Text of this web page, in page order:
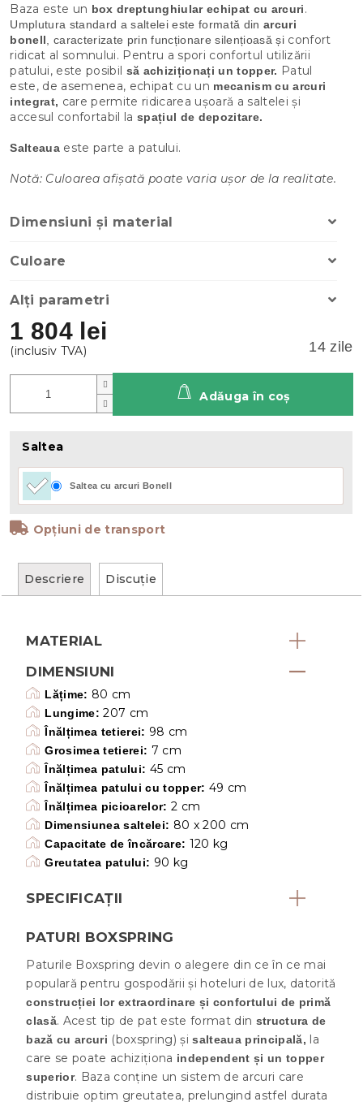
1 804 lei
14 zile
Saltea
Saltea cu arcuri Bonell
Opțiuni de transport
Adăuga în coş
Baza este un box dreptunghiular echipat cu arcuri.
Umplutura standard a saltelei este formată din arcuri
bonell , caracterizate prin funcționare silențioasă și confort
ridicat al somnului. Pentru a spori confortul utilizării
patului, este posibil să achiziționați un topper. Patul
este, de asemenea, echipat cu un mecanism cu arcuri
integrat, care permite ridicarea ușoară a saltelei și
accesul confortabil la spațiul de depozitare.
Salteauaeste parte a patului.
Notă: Culoarea afișată poate varia ușor de la realitate.
Dimensiuni și material
Culoare
Alți parametri
Descriere Discuţie
MATERIAL
DIMENSIUNI
Lățime: 80 cm
Lungime: 207 cm
Înălțimea tetierei: 98 cm
Grosimea tetierei: 7 cm
Înălțimea patului: 45 cm
Înălțimea patului cu topper: 49 cm
Înălțimea picioarelor: 2 cm
Dimensiunea saltelei: 80 x 200 cm
Capacitate de încărcare: 120 kg
Greutatea patului: 90 kg
SPECIFICAȚII
PATURI BOXSPRING
Paturile Boxspring devin o alegere din ce în ce mai
populară pentru gospodării și hoteluri de lux, datorită
construcției lor extraordinare și confortului de primă
clasă. Acest tip de pat este format din structura de
bază cu arcuri (boxspring) șisalteaua principală, la
care se poate achiziționa independent și un topper
superior. Baza conține un sistem de arcuri care
distribuie optim greutatea, prelungind astfel durata